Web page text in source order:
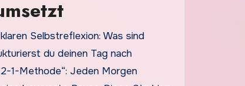
Selbstreflexion: Was sind
du deinen Tag nach
1-Methode“: Jeden Morgen